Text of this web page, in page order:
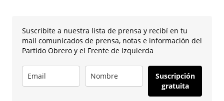
Suscribite a nuestra lista de prensa y recibí en tu
mail comunicados de prensa, notas e información del
Partido Obrero y el Frente de Izquierda
Suscripción
gratuita